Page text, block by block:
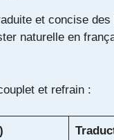
et concise
naturelle en
et refrain :